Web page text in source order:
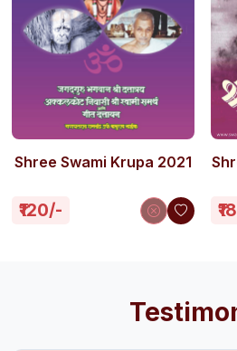
Shree Swami Krupa 2021
₹120/-